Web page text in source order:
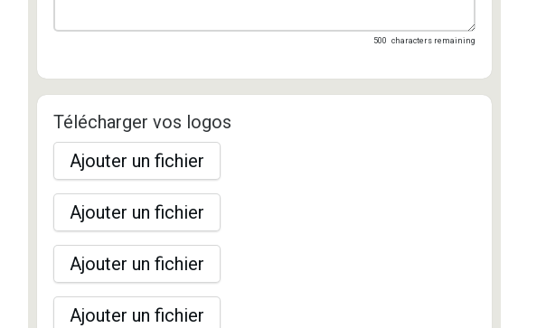
500 characters remaining
Télécharger vos logos
Ajouter un fichier
Ajouter un fichier
Ajouter un fichier
Ajouter un fichier